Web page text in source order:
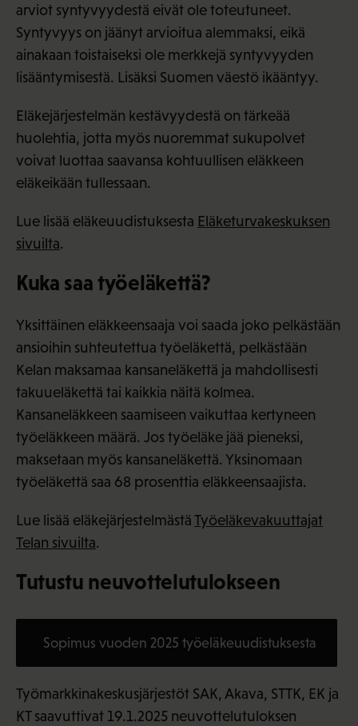
arviot syntyvyydestä eivät ole toteutuneet.
Syntyvyys on jäänyt arvioitua alemmaksi, eikä
ainakaan toistaiseksi ole merkkejä syntyvyyden
lisääntymisestä. Lisäksi Suomen väestö ikääntyy.
Eläkejärjestelmän kestävyydestä on tärkeää
huolehtia, jotta myös nuoremmat sukupolvet
voivat luottaa saavansa kohtuullisen eläkkeen
eläkeikään tullessaan.
Lue lisää eläkeuudistuksesta Eläketurvakeskuksen
sivuilta.
Kuka saa työeläkettä?
Yksittäinen eläkkeensaaja voi saada joko pelkästään
ansioihin suhteutettua työeläkettä, pelkästään
Kelan maksamaa kansaneläkettä ja mahdollisesti
takuueläkettä tai kaikkia näitä kolmea.
Kansaneläkkeen saamiseen vaikuttaa kertyneen
työeläkkeen määrä. Jos työeläke jää pieneksi,
maksetaan myös kansaneläkettä. Yksinomaan
työeläkettä saa 68 prosenttia eläkkeensaajista.
Lue lisää eläkejärjestelmästäTyöeläkevakuuttajat
Telan sivuilta.
Tutustu neuvottelutulokseen
Sopimus vuoden 2025 työeläkeuudistuksesta
Työmarkkinakeskusjärjestöt SAK, Akava, STTK, EK ja
KT saavuttivat 19.1.2025 neuvottelutuloksen